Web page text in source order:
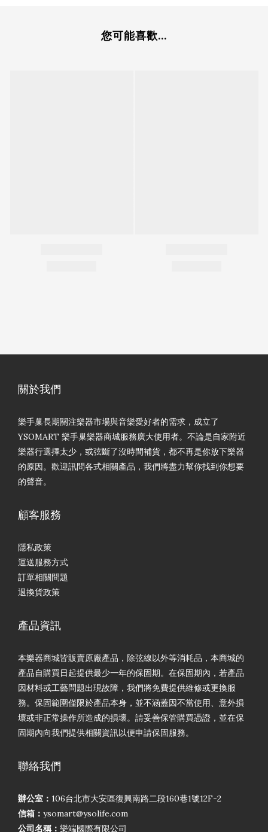
您可能喜歡...
關於我們
樂手巢長期關注樂器市場與音樂愛好者的需求，成立了
YSOMART 樂手巢樂器商城服務廣大使用者。不論是自家附近
樂器行選擇太少，或弦斷了沒時間補貨，都不再是你放下樂器
的原因。歡迎訊問各式相關產品，我們將盡力幫你找到你想要
的聲音。
顧客服務
隱私政策
運送服務方式
訂單相關問題
退換貨政策
產品資訊
本樂器商城皆販賣原廠產品，除弦線以外等消耗品，本商城的
產品自購買日起提供最少一年的保固期。在保固期內，若產品
因材料或工藝問題出現故障，我們將免費提供維修或更換服
務。保固範圍僅限於產品本身，並不涵蓋因不當使用、意外損
壞或非正常操作所造成的損壞。請妥善保管購買憑證，並在保
固期內向我們提供相關資訊以便申請保固服務。
聯絡我們
辦公室： 106台北市大安區復興南路二段160巷1號12F-2
信箱： ysomart@ysolife.com
公司名稱： 樂端國際有限公司